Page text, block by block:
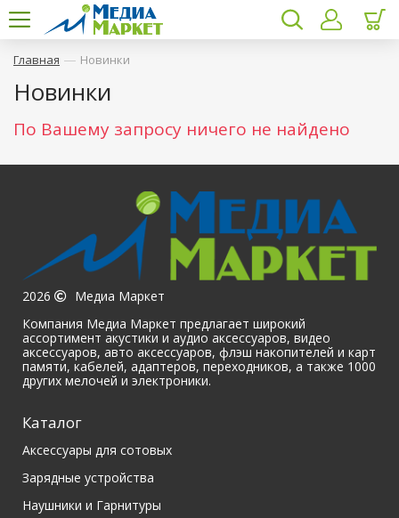
Главная — Новинки
Новинки
По Вашему запросу ничего не найдено
2026
Медиа Маркет
Компания Медиа Маркет предлагает широкий
ассортимент акустики и аудио аксессуаров, видео
аксессуаров, авто аксессуаров, флэш накопителей и карт
памяти, кабелей, адаптеров, переходников, а также 1000
других мелочей и электроники.
Каталог
Аксессуары для сотовых
Зарядные устройства
Наушники и Гарнитуры